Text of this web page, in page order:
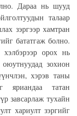
Дараа нь шууд
талаар
зэргээр хамтран
бататгаж болно.
орох нь
зохион
хэрэв таны
яриандаа татан
завсарлаж тухайн
хариулт зэргийг